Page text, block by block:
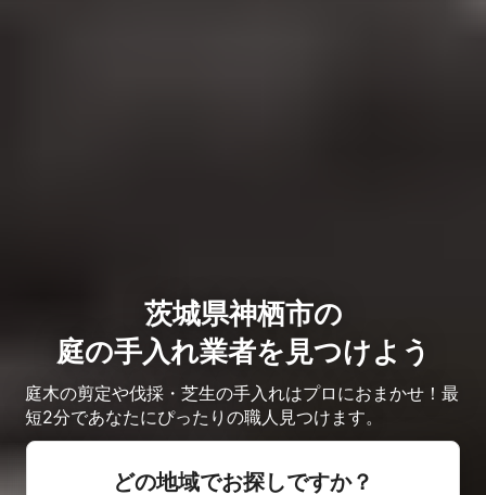
茨城県神栖市の
庭の手入れ業者を見つけよう
庭木の剪定や伐採・芝生の手入れはプロにおまかせ！最
短2分であなたにぴったりの職人見つけます。
どの地域でお探しですか？